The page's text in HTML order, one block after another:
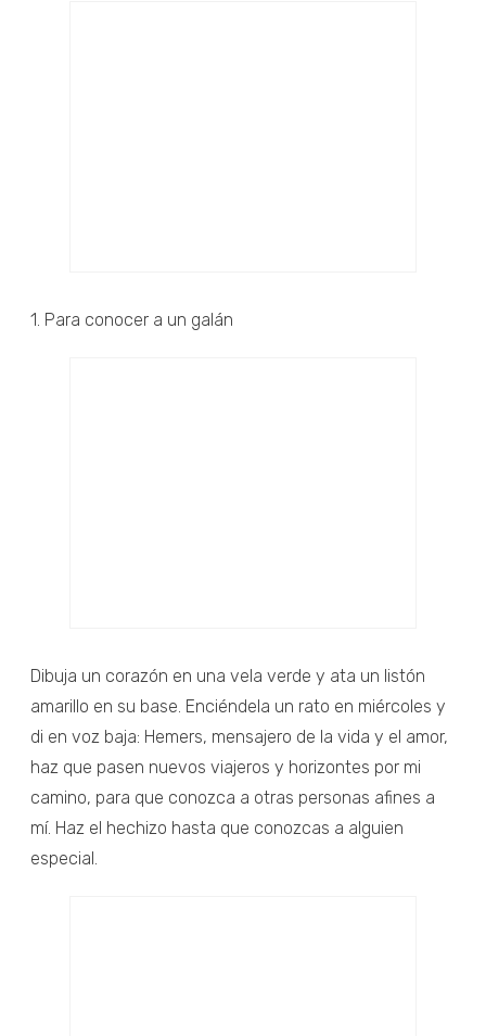
1. Para conocer a un galán
Dibuja un corazón en una vela verde y ata un listón
amarillo en su base. Enciéndela un rato en miércoles y
di en voz baja: Hemers, mensajero de la vida y el amor,
haz que pasen nuevos viajeros y horizontes por mi
camino, para que conozca a otras personas afines a
mí. Haz el hechizo hasta que conozcas a alguien
especial.